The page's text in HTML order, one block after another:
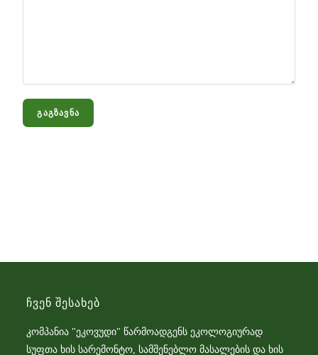
Ჩვენ Შესახებ
კომპანია "ეკოვუდი" წარმოადგენს ეკოლოგიურად
სუფთა ხის სარემონტო, სამშენებლო მასალების და ხის